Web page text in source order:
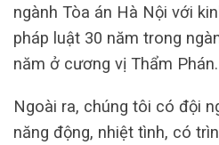
ngành Tòa án Hà Nội với
pháp luật 30 năm trong
năm ở cương vị Thẩm Phán.
Ngoài ra, chúng tôi có đội
năng động, nhiệt tình, có